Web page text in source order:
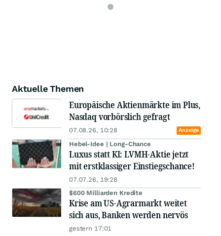
Aktuelle Themen
Europäische Aktienmärkte im Plus,
Nasdaq vorbörslich gefragt
07.08.26, 10:28 Anzeige
Hebel-Idee | Long-Chance
Luxus statt KI: LVMH-Aktie jetzt
mit erstklassiger Einstiegschance!
07.07.26, 19:28
$600 Milliarden Kredite
Krise am US-Agrarmarkt weitet
sich aus, Banken werden nervös
gestern 17:01